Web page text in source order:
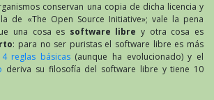
conservan una copia de dicha licencia y
de «The Open Source Initiative»; vale la pena
una cosa es software libre y otra cosa es
: para no ser puristas el software libre es más
reglas básicas(aunque ha evolucionado) y el
deriva su filosofía del software libre y tiene 10